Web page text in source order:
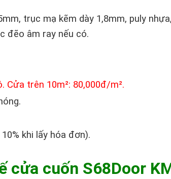
trục mạ kẽm dày 1,8mm, puly
đẽo âm ray nếu có.
Cửa trên 10m²: 80,000đ/m².
khi lấy hóa đơn).
cửa cuốn S68Door